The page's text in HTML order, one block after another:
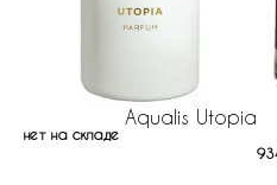
Aqualis Utopia
нет на складе